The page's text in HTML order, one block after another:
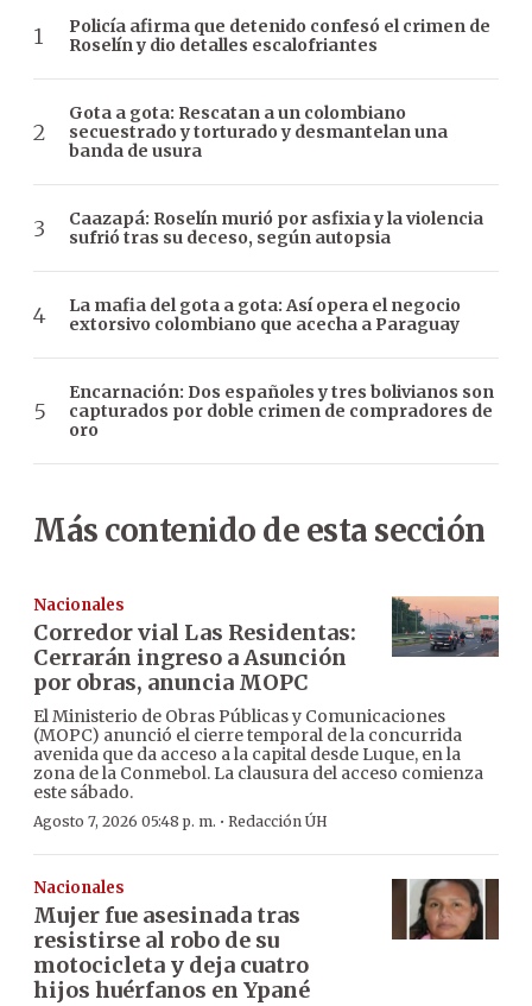
Policía afirma que detenido confesó el crimen de
Roselín y dio detalles escalofriantes
Gota a gota: Rescatan a un colombiano
secuestrado y torturado y desmantelan una
banda de usura
Caazapá: Roselín murió por asfixia y la violencia
sufrió tras su deceso, según autopsia
La mafia del gota a gota: Así opera el negocio
extorsivo colombiano que acecha a Paraguay
Encarnación: Dos españoles y tres bolivianos son
capturados por doble crimen de compradores de
oro
Más contenido de esta sección
Nacionales
Corredor vial Las Residentas:
Cerrarán ingreso a Asunción
por obras, anuncia MOPC
El Ministerio de Obras Públicas y Comunicaciones
(MOPC) anunció el cierre temporal de la concurrida
avenida que da acceso a la capital desde Luque, en la
zona de la Conmebol. La clausura del acceso comienza
este sábado.
Agosto 7, 2026 05:48 p. m. · Redacción ÚH
Nacionales
Mujer fue asesinada tras
resistirse al robo de su
motocicleta y deja cuatro
hijos huérfanos en Ypané